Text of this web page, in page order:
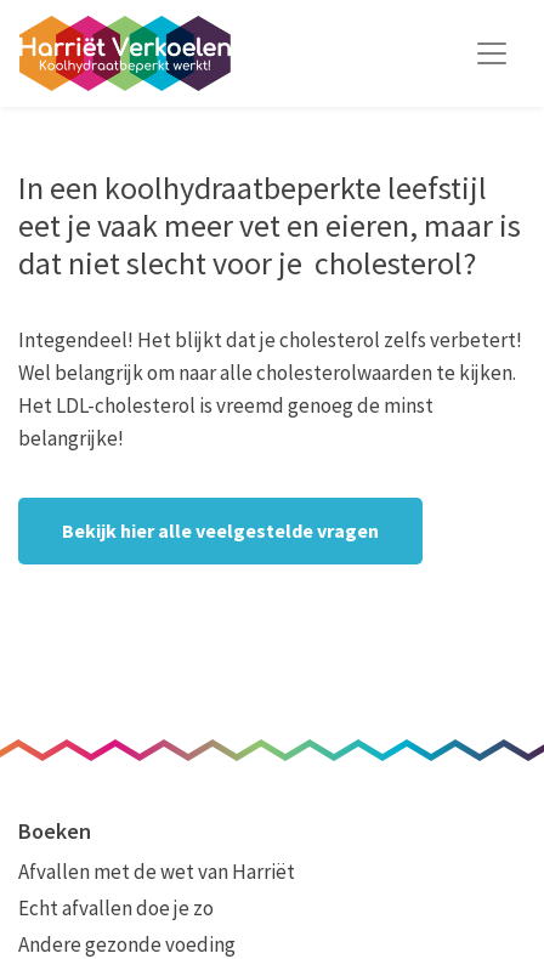
In een koolhydraatbeperkte leefstijl
eet je vaak meer vet en eieren, maar is
dat niet slecht voor je cholesterol?
Integendeel! Het blijkt dat je cholesterol zelfs verbetert!
Wel belangrijk om naarallecholesterolwaarden te kijken.
Het LDL-cholesterol is vreemd genoeg de minst
belangrijke!
Bekijk hier alle veelgestelde vragen
Boeken
Afvallen met de wet van Harriët
Echt afvallen doe je zo
Andere gezonde voeding